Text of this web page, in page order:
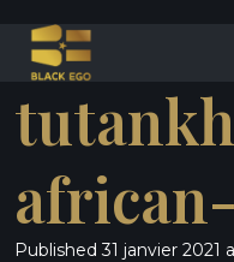
Published31 janvier 2021